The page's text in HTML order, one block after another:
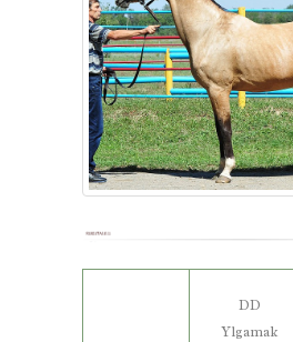
DD
Ylgamak